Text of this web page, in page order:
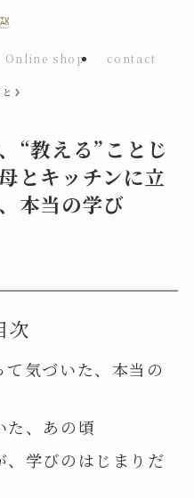
Online shop contact
“教える”ことじ
とキッチンに立
本当の学び
次
気づいた、本当の
た、あの頃
、学びのはじまりだ